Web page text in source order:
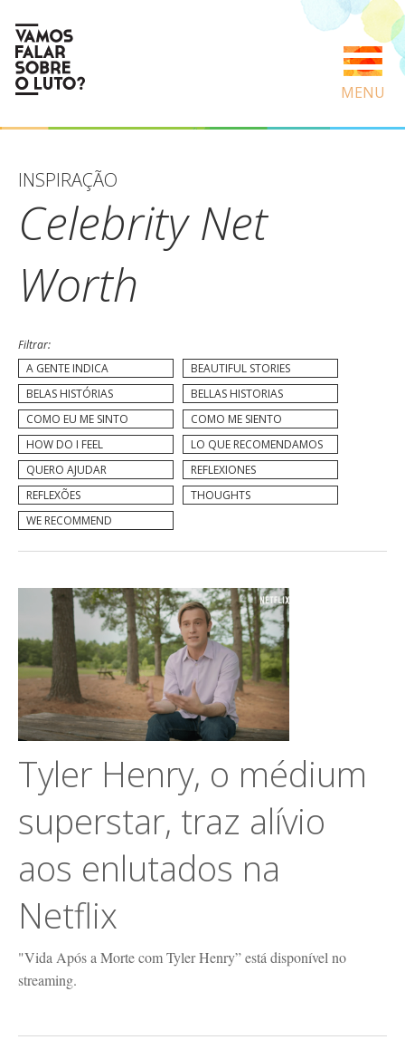
MENU
INSPIRAÇÃO
Celebrity Net
Worth
Filtrar:
A GENTE INDICA
BEAUTIFUL STORIES
BELAS HISTÓRIAS
BELLAS HISTORIAS
COMO EU ME SINTO
COMO ME SIENTO
HOW DO I FEEL
LO QUE RECOMENDAMOS
QUERO AJUDAR
REFLEXIONES
REFLEXÕES
THOUGHTS
WE RECOMMEND
Tyler Henry, o médium
superstar, traz alívio
aos enlutados na
Netflix
"Vida Após a Morte com Tyler Henry” está disponível no
streaming.